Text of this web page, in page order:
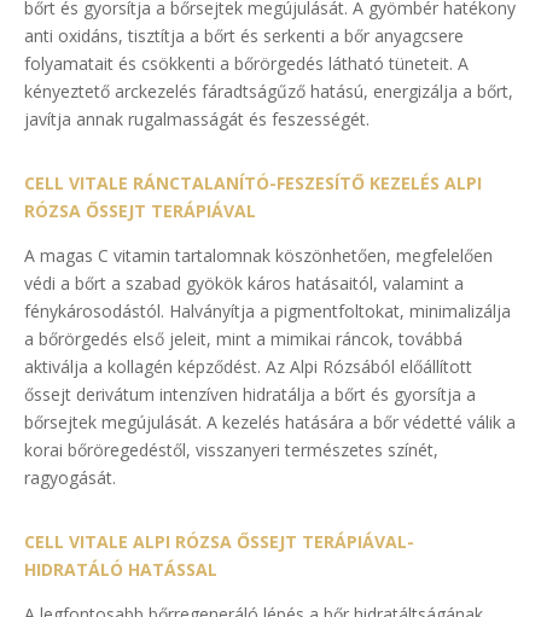
bőrt és gyorsítja a bőrsejtek megújulását. A gyömbér hatékony
anti oxidáns, tisztítja a bőrt és serkenti a bőr anyagcsere
folyamatait és csökkenti a bőrörgedés látható tüneteit. A
kényeztető arckezelés fáradtságűző hatású, energizálja a bőrt,
javítja annak rugalmasságát és feszességét.
CELL VITALE RÁNCTALANÍTÓ-FESZESÍTŐ KEZELÉS ALPI
RÓZSA ŐSSEJT TERÁPIÁVAL
A magas C vitamin tartalomnak köszönhetően, megfelelően
védi a bőrt a szabad gyökök káros hatásaitól, valamint a
fénykárosodástól. Halványítja a pigmentfoltokat, minimalizálja
a bőrörgedés első jeleit, mint a mimikai ráncok, továbbá
aktiválja a kollagén képződést. Az Alpi Rózsából előállított
őssejt derivátum intenzíven hidratálja a bőrt és gyorsítja a
bőrsejtek megújulását. A kezelés hatására a bőr védetté válik a
korai bőröregedéstől, visszanyeri természetes színét,
ragyogását.
CELL VITALE ALPI RÓZSA ŐSSEJT TERÁPIÁVAL-
HIDRATÁLÓ HATÁSSAL